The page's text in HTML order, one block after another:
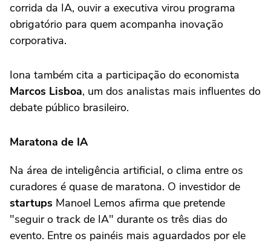
corrida da IA, ouvir a executiva virou programa
obrigatório para quem acompanha inovação
corporativa.
Iona também cita a participação do economista
Marcos Lisboa, um dos analistas mais influentes do
debate público brasileiro.
Maratona de IA
Na área de inteligência artificial, o clima entre os
curadores é quase de maratona. O investidor de
startups Manoel Lemos afirma que pretende
"seguir o track de IA" durante os três dias do
evento. Entre os painéis mais aguardados por ele